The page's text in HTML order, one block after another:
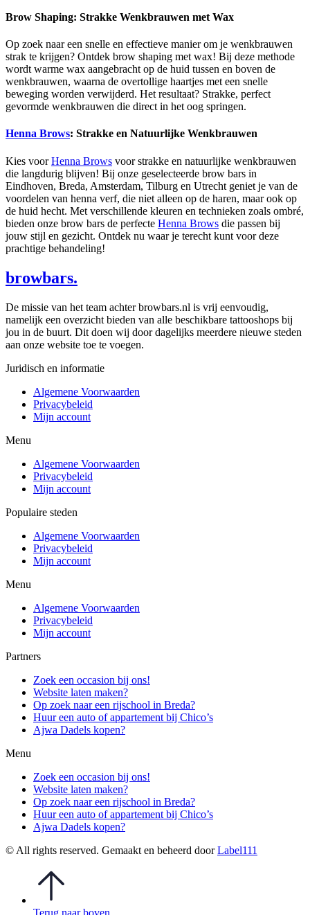
Brow Shaping: Strakke Wenkbrauwen met Wax
Op zoek naar een snelle en effectieve manier om je wenkbrauwen
strak te krijgen? Ontdek brow shaping met wax! Bij deze methode
wordt warme wax aangebracht op de huid tussen en boven de
wenkbrauwen, waarna de overtollige haartjes met een snelle
beweging worden verwijderd. Het resultaat? Strakke, perfect
gevormde wenkbrauwen die direct in het oog springen.
Henna Brows: Strakke en Natuurlijke Wenkbrauwen
Kies voorHenna Brows voor strakke en natuurlijke wenkbrauwen
die langdurig blijven! Bij onze geselecteerde brow bars in
Eindhoven, Breda, Amsterdam, Tilburg en Utrecht geniet je van de
voordelen van henna verf, die niet alleen op de haren, maar ook op
de huid hecht. Met verschillende kleuren en technieken zoals ombré,
bieden onze brow bars de perfecte Henna Brows die passen bij
jouw stijl en gezicht. Ontdek nu waar je terecht kunt voor deze
prachtige behandeling!
browbars.
De missie van het team achter browbars.nl is vrij eenvoudig,
namelijk een overzicht bieden van alle beschikbare tattooshops bij
jou in de buurt. Dit doen wij door dagelijks meerdere nieuwe steden
aan onze website toe te voegen.
Juridisch en informatie
Algemene Voorwaarden
Privacybeleid
Mijn account
Menu
Algemene Voorwaarden
Privacybeleid
Mijn account
Populaire steden
Algemene Voorwaarden
Privacybeleid
Mijn account
Menu
Algemene Voorwaarden
Privacybeleid
Mijn account
Partners
Zoek een occasion bij ons!
Website laten maken?
Op zoek naar een rijschool in Breda?
Huur een auto of appartement bij Chico’s
Ajwa Dadels kopen?
Menu
Zoek een occasion bij ons!
Website laten maken?
Op zoek naar een rijschool in Breda?
Huur een auto of appartement bij Chico’s
Ajwa Dadels kopen?
© All rights reserved. Gemaakt en beheerd doorLabel111
Terug naar boven